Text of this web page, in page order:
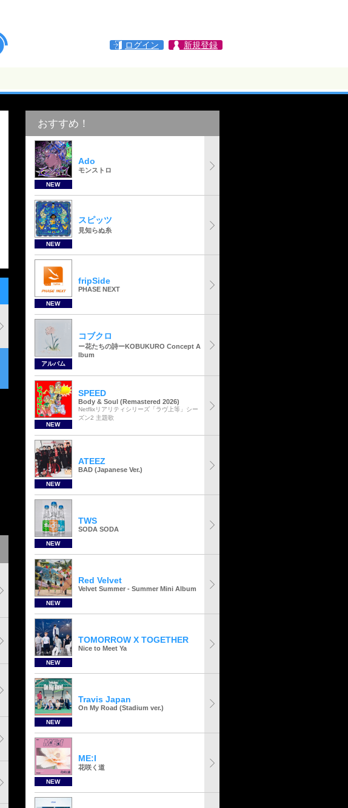
ログイン 新規登録
おすすめ！
NEW
Ado
モンストロ
NEW
スピッツ
見知らぬ糸
NEW
fripSide
PHASE NEXT
アルバム
コブクロ
ー花たちの詩ーKOBUKURO Concept A
lbum
NEW
SPEED
Body & Soul (Remastered 2026)
Netflixリアリティシリーズ「ラヴ上等」シー
ズン2 主題歌
NEW
ATEEZ
BAD (Japanese Ver.)
NEW
TWS
SODA SODA
NEW
Red Velvet
Velvet Summer - Summer Mini Album
NEW
TOMORROW X TOGETHER
Nice to Meet Ya
NEW
Travis Japan
On My Road (Stadium ver.)
NEW
ME:I
花咲く道